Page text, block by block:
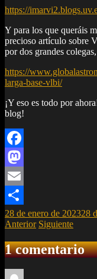
https://
Y para los que queráis
precioso artículo sobre
por dos grandes
https://
larga-base-vlbi/
¡Y eso es todo por
blog!
Facebook
Mastodon
Email
Compartir
28 de enero de 202328
Anterior Siguiente
1 comentario